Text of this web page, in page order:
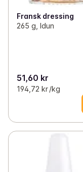
Kraft og buljong
✓ Krydder
Fransk dressing
265 g, Idun
51,60 kr
194,72 kr /kg